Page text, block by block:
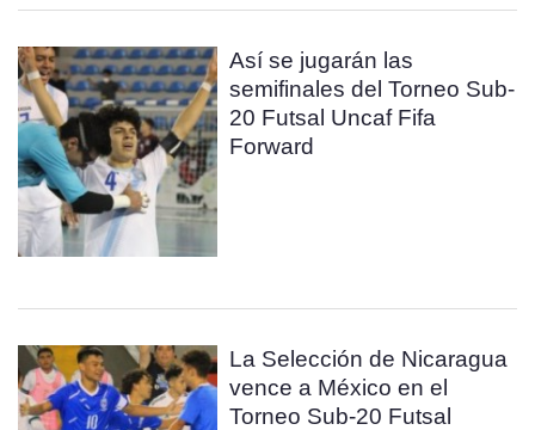
Así se jugarán las
semifinales del Torneo Sub-
20 Futsal Uncaf Fifa
Forward
La Selección de Nicaragua
vence a México en el
Torneo Sub-20 Futsal